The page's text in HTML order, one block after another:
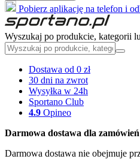
Pobierz aplikację na telefon i
Wyszukaj po produkcie, kategorii
Dostawa od 0 zł
30 dni na zwrot
Wysyłka w 24h
Sportano Club
4.9 Opineo
Darmowa dostawa dla
Darmowa dostawa nie obejmuje